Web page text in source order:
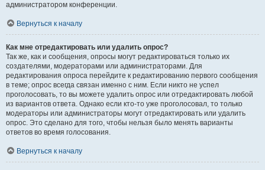
администратором конференции.
Вернуться к началу
Как мне отредактировать или удалить опрос?
Так же, как и сообщения, опросы могут редактироваться только их
создателями, модераторами или администраторами. Для
редактирования опроса перейдите к редактированию первого сообщения
в теме; опрос всегда связан именно с ним. Если никто не успел
проголосовать, то вы можете удалить опрос или отредактировать любой
из вариантов ответа. Однако если кто-то уже проголосовал, то только
модераторы или администраторы могут отредактировать или удалить
опрос. Это сделано для того, чтобы нельзя было менять варианты
ответов во время голосования.
Вернуться к началу